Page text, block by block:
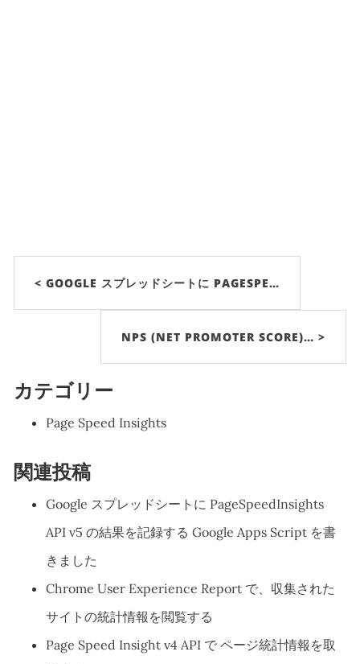
< GOOGLE スプレッドシートに PAGESPE…
NPS (NET PROMOTER SCORE)… >
カテゴリー
Page Speed Insights
関連投稿
Google スプレッドシートに PageSpeedInsights
API v5 の結果を記録する Google Apps Script を書
きました
Chrome User Experience Report で、収集された
サイトの統計情報を閲覧する
Page Speed Insight v4 API で ページ統計情報を取